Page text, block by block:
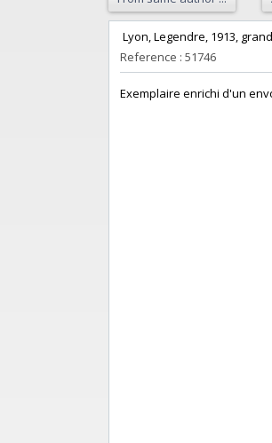
Lyon, Legendre, 1913,
Reference : 51746
‎Exemplaire enrichi d'un